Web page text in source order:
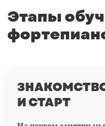
Этапы
И СТАРТ